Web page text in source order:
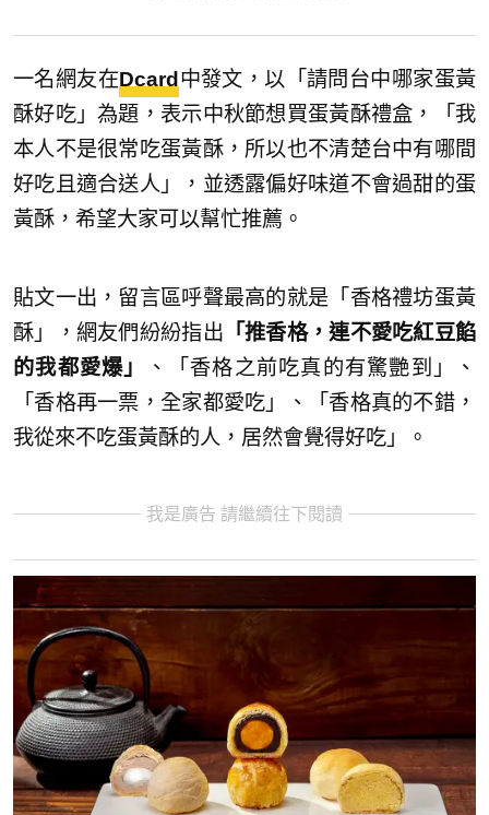
一名網友在Dcard 中發文，以「請問台中哪家蛋黃
酥好吃」為題，表示中秋節想買蛋黃酥禮盒，「我
本人不是很常吃蛋黃酥，所以也不清楚台中有哪間
好吃且適合送人」，並透露偏好味道不會過甜的蛋
黃酥，希望大家可以幫忙推薦。
貼文一出，留言區呼聲最高的就是「香格禮坊蛋黃
酥」，網友們紛紛指出 「推香格，連不愛吃紅豆餡
的我都愛爆」
、「香格之前吃真的有驚艷到」、
「香格再一票，全家都愛吃」、「香格真的不錯，
我從來不吃蛋黃酥的人，居然會覺得好吃」。
我是廣告 請繼續往下閱讀